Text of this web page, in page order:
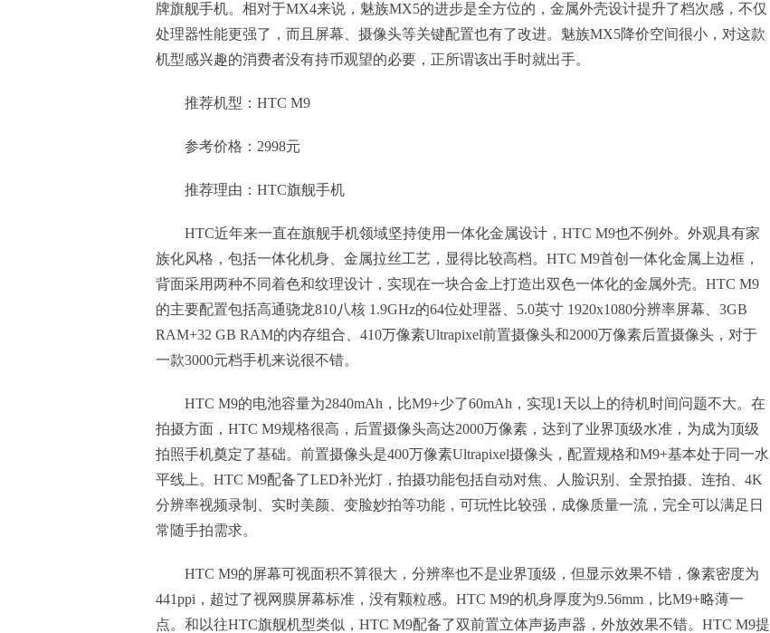
牌旗舰手机。相对于MX4来说，魅族MX5的进步是全方位的，金属外壳设计提升了档次感，不仅
处理器性能更强了，而且屏幕、摄像头等关键配置也有了改进。魅族MX5降价空间很小，对这款
机型感兴趣的消费者没有持币观望的必要，正所谓该出手时就出手。
推荐机型：HTC M9
参考价格：2998元
推荐理由：HTC旗舰手机
HTC近年来一直在旗舰手机领域坚持使用一体化金属设计，HTC M9也不例外。外观具有家
族化风格，包括一体化机身、金属拉丝工艺，显得比较高档。HTC M9首创一体化金属上边框，
背面采用两种不同着色和纹理设计，实现在一块合金上打造出双色一体化的金属外壳。HTC M9
的主要配置包括高通骁龙810八核 1.9GHz的64位处理器、5.0英寸 1920x1080分辨率屏幕、3GB
RAM+32 GB RAM的内存组合、410万像素Ultrapixel前置摄像头和2000万像素后置摄像头，对于
一款3000元档手机来说很不错。
HTC M9的电池容量为2840mAh，比M9+少了60mAh，实现1天以上的待机时间问题不大。在
拍摄方面，HTC M9规格很高，后置摄像头高达2000万像素，达到了业界顶级水准，为成为顶级
拍照手机奠定了基础。前置摄像头是400万像素Ultrapixel摄像头，配置规格和M9+基本处于同一水
平线上。HTC M9配备了LED补光灯，拍摄功能包括自动对焦、人脸识别、全景拍摄、连拍、4K
分辨率视频录制、实时美颜、变脸妙拍等功能，可玩性比较强，成像质量一流，完全可以满足日
常随手拍需求。
HTC M9的屏幕可视面积不算很大，分辨率也不是业界顶级，但显示效果不错，像素密度为
441ppi，超过了视网膜屏幕标准，没有颗粒感。HTC M9的机身厚度为9.56mm，比M9+略薄一
点。和以往HTC旗舰机型类似，HTC M9配备了双前置立体声扬声器，外放效果不错。HTC M9提